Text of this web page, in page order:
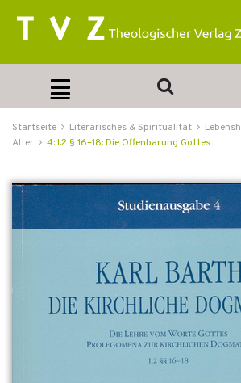
Startseite Literarisches & Spiritualität
Alter
4: I.2 § 16–18: Die Offenbarung Gottes